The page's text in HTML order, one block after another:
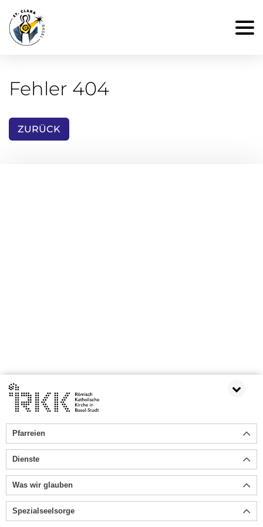
Fehler 404
ZURÜCK
Pfarreien
Dienste
Was wir glauben
Spezialseelsorge